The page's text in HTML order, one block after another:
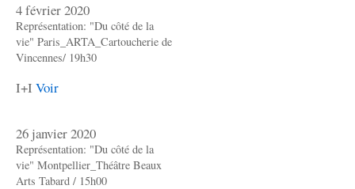
4 février 2020
Représentation: "Du côté de la
vie" Paris_ARTA_Cartoucherie de
Vincennes/ 19h30
I+I Voir
26 janvier 2020
Représentation: "Du côté de la
vie" Montpellier_Théâtre Beaux
Arts Tabard / 15h00